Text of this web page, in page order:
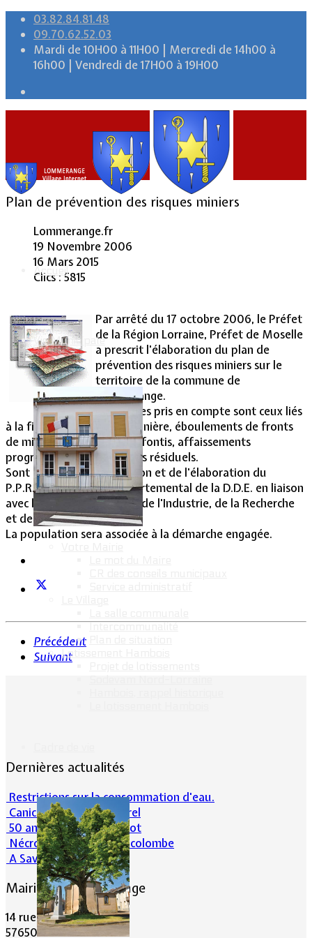
03.82.84.81.48
09.70.62.52.03
Mardi de 10H00 à 11H00 | Mercredi de 14h00 à
16h00 | Vendredi de 17H00 à 19H00
Accueil
Vie Municipale
Intercommunalité
Lotissement Hambois
Plan de prévention des risques miniers
Lommerange.fr
19 Novembre 2006
16 Mars 2015
Clics : 5815
Par arrêté du 17 octobre 2006, le Préfet
de la Région Lorraine, Préfet de Moselle
a prescrit l'élaboration du plan de
prévention des risques miniers sur le
territoire de la commune de
Lommerange.
Les risques pris en compte sont ceux liés
à la fin de l'exploitation minière, éboulements de fronts
de mines, effondrements, fontis, affaissements
progressifs et mouvements résiduels.
Sont chargés de l'instruction et de l'élaboration du
P.P.R.M. le Directeur départemental de la D.D.E. en liaison
avec le Directeur Régional de l'Industrie, de la Recherche
et de l'Environnement.
La population sera associée à la démarche engagée.
Précédent
Suivant
Dernières actualités
Restrictions sur la consommation d'eau.
Canicule et milieu naturel
50 ans d’histoires de foot
Nécrologie : Norbert Lacolombe
A Savoir-Juin 2026
Mairie de Lommerange
14 rue Maréchal Joffre
57650 LOMMERANGE